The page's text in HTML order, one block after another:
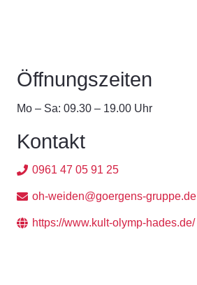
Öffnungszeiten
Mo – Sa: 09.30 – 19.00 Uhr
Kontakt
0961 47 05 91 25
oh-weiden@goergens-gruppe.de
https://www.kult-olymp-hades.de/